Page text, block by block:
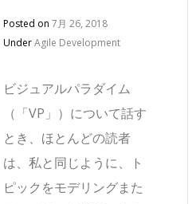
Posted on7月 26, 2018
UnderAgile Development
ビジュアルパラダイム
（「VP」）について話す
とき、ほとんどの読者
は、私と同じように、ト
ピックをモデリングまた